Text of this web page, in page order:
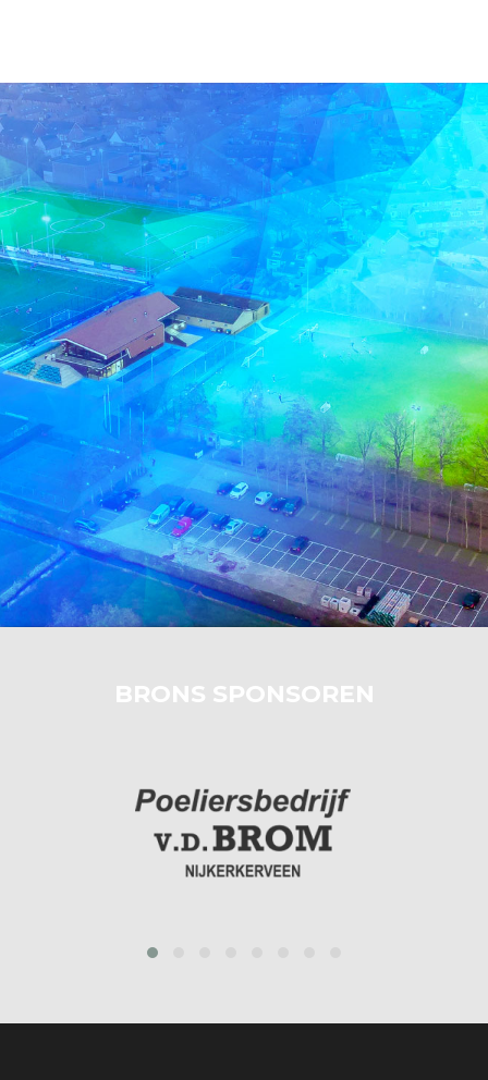
BRONS SPONSOREN